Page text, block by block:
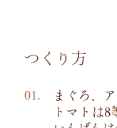
つくり方
まぐろ、
トマトは8